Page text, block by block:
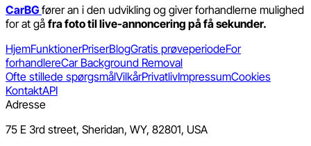
CarBG fører an i den udvikling og giver forhandlerne mulighed
for at gå fra foto til live-annoncering på få sekunder.
HjemFunktionerPriserBlogGratis prøveperiodeFor
forhandlereCar Background Removal
Ofte stillede spørgsmålVilkårPrivatlivImpressumCookies
KontaktAPI
Adresse
75 E 3rd street, Sheridan, WY, 82801, USA